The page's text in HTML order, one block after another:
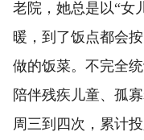
老院，她总是以“女
暖，到了饭点都会
做的饭菜。不完全
陪伴残疾儿童、孤
周三到四次，累计